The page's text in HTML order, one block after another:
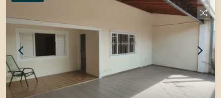
o 3º dormitório com porta de correr - Sala de
estar espaçosa - Cozinha, sala e quarto com
armários planejados - Piso em porcelanato -
Banheiro com box blindex - Área de serviço nos
fundos - Casa bem distribuída e arejada
Localização excelente na Zona Sul Próximo à
Faculdade Anhanguera, supermercados, postos
de gasolina, farmácias e com fácil acesso às